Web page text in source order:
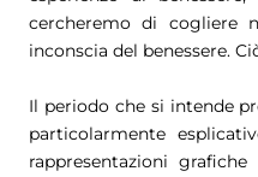
cercheremo di cogliere
inconscia del benessere.
Il periodo che si intende
particolarmente
rappresentazioni